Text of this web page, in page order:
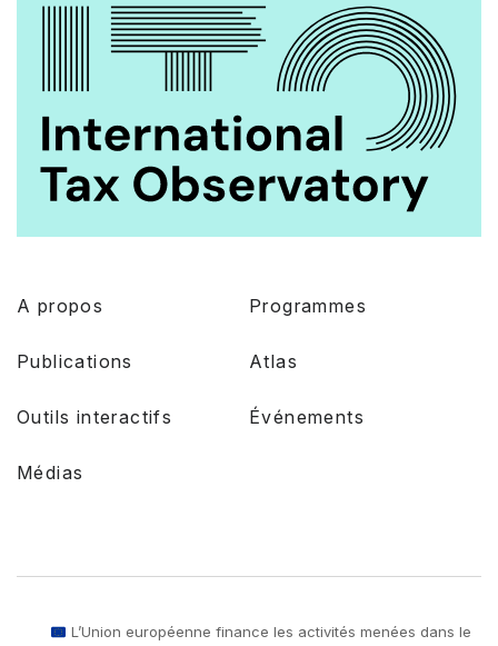
A propos Programmes
Publications Atlas
Outils interactifs Événements
Médias
L’Union européenne finance les activités menées dans le